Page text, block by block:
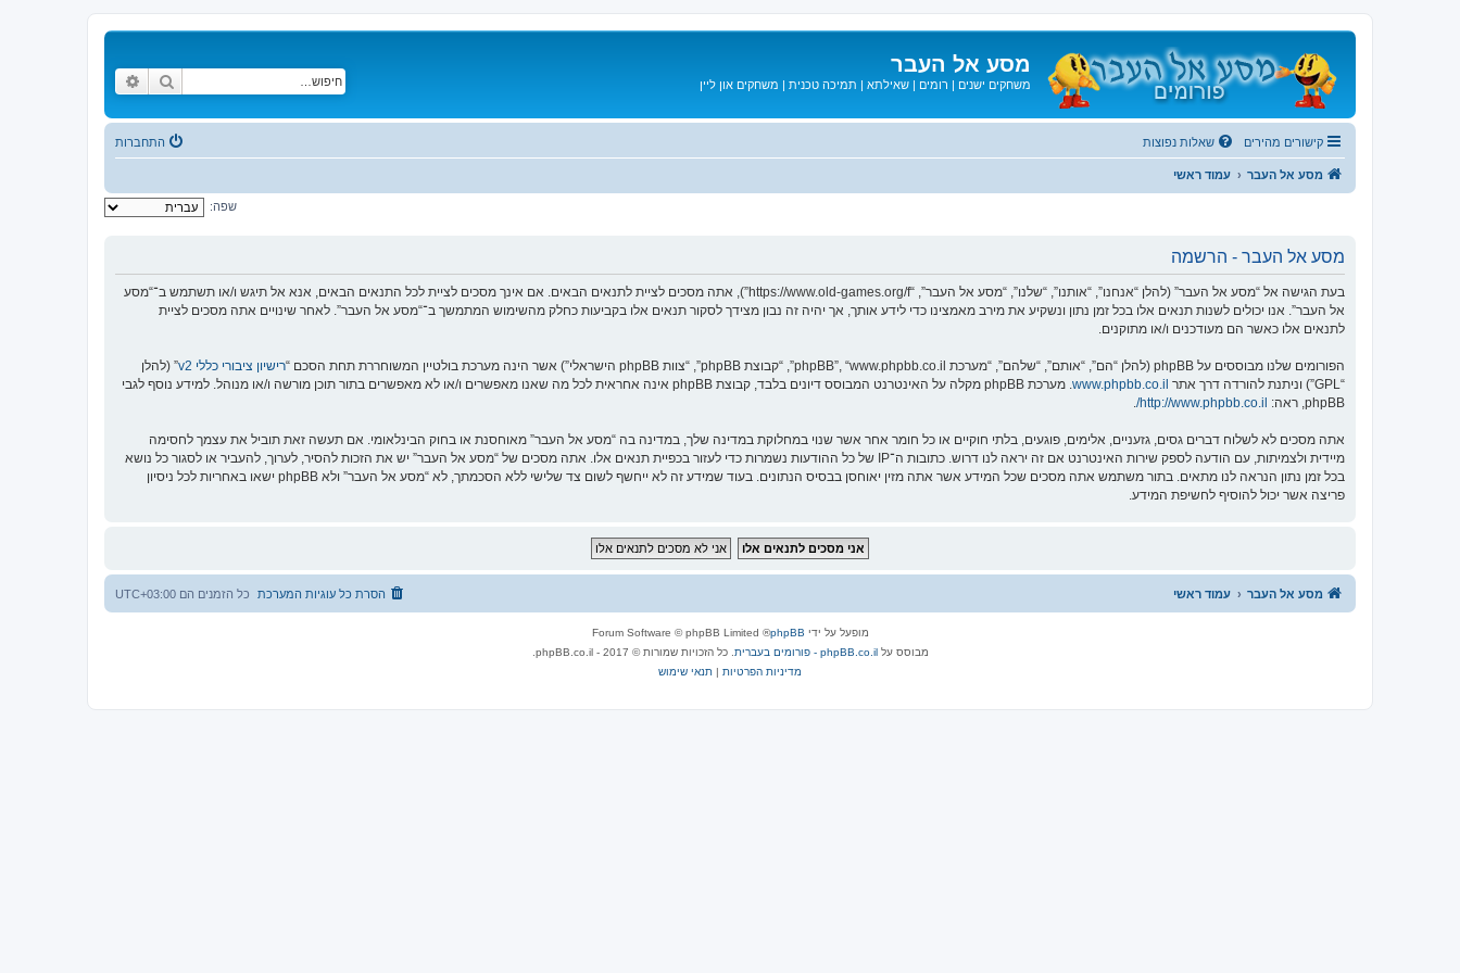
מסע אל העבר
משחקים ישנים | רומים | שאילתא | תמיכה טכנית | משחקים און ליין חיפוש
קישורים מהירים שאלות נפוצות התחברות
מסע אל העבר עמוד ראשי
שפה:
מסע אל העבר - הרשמה
בעת הגישה אל “מסע אל העבר” (להלן “אנחנו”, “אותנו”, “שלנו”, “מסע אל העבר”, “https://www.old-games.org/f”), אתה מסכים לציית לתנאים הבאים. אם אינך מסכים לציית לכל התנאים הבאים, אנא אל תיגש ו/או תשתמש ב־“מסע
אל העבר”. אנו יכולים לשנות תנאים אלו בכל זמן נתון ונשקיע את מירב מאמצינו כדי לידע אותך, אך יהיה זה נבון מצידך לסקור תנאים אלו בקביעות כחלק מהשימוש המתמשך ב־“מסע אל העבר”. לאחר שינויים אתה מסכים לציית
לתנאים אלו כאשר הם מעודכנים ו/או מתוקנים.
הפורומים שלנו מבוססים על phpBB (להלן “הם”, “אותם”, “שלהם”, “מערכת phpBB”, “www.phpbb.co.il”, “קבוצת phpBB”, “צוות phpBB הישראלי”) אשר הינה מערכת בולטיין המשוחררת תחת הסכם “ רישיון ציבורי כללי v2
” (להלן
“GPL”) וניתנת להורדה דרך אתר
www.phpbb.co.il
. מערכת phpBB מקלה על האינטרנט המבוסס דיונים בלבד, קבוצת phpBB אינה אחראית לכל מה שאנו מאפשרים ו/או לא מאפשרים בתור תוכן מורשה ו/או מנוהל. למידע נוסף לגבי
phpBB, ראה:
http://www.phpbb.co.il/
אתה מסכים לא לשלוח דברים גסים, גזעניים, אלימים, פוגעים, בלתי חוקיים או כל חומר אחר אשר שנוי במחלוקת במדינה שלך, במדינה בה “מסע אל העבר” מאוחסנת או בחוק הבינלאומי. אם תעשה זאת תוביל את עצמך לחסימה
מיידית ולצמיתות, עם הודעה לספק שירות האינטרנט אם זה יראה לנו דרוש. כתובות ה־IP של כל ההודעות נשמרות כדי לעזור בכפיית תנאים אלו. אתה מסכים של “מסע אל העבר” יש את הזכות להסיר, לערוך, להעביר או לסגור כל נושא
בכל זמן נתון הנראה לנו מתאים. בתור משתמש אתה מסכים שכל המידע אשר אתה מזין יאוחסן בבסיס הנתונים. בעוד שמידע זה לא ייחשף לשום צד שלישי ללא הסכמתך, לא “מסע אל העבר” ולא phpBB ישאו באחריות לכל ניסיון
פריצה אשר יכול להוסיף לחשיפת המידע.
מסע אל העבר עמוד ראשי כל הזמנים הם UTC+03:00 הסרת כל עוגיות המערכת
מופעל על ידי phpBB
® Forum Software © phpBB Limited
מבוסס עלphpBB.co.il - פורומים בעברית
. כל הזכויות שמורות © 2017 - phpBB.co.il.
מדיניות הפרטיות | תנאי שימוש